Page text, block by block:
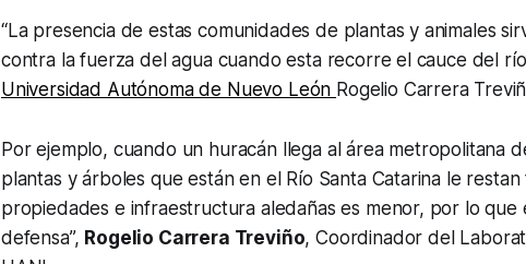
“La presencia de estas comunidades de plantas y animales
contra la fuerza del agua cuando esta recorre el cauce del
Universidad Autónoma de Nuevo León Rogelio Carrera
Por ejemplo, cuando un huracán llega al área metropolitana
plantas y árboles que están en el Río Santa Catarina le
propiedades e infraestructura aledañas es menor, por lo que
defensa”, Rogelio Carrera Treviño,Coordinador del